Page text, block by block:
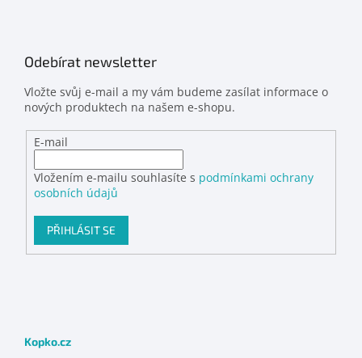
Odebírat newsletter
Vložte svůj e-mail a my vám budeme zasílat informace o
nových produktech na našem e-shopu.
E-mail
Vložením e-mailu souhlasíte s podmínkami ochrany
osobních údajů
PŘIHLÁSIT SE
Kopko.cz